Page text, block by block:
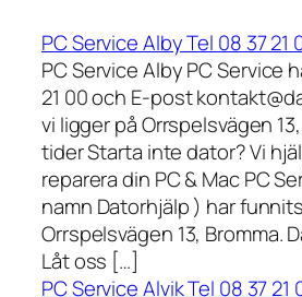
PC Service Alby Tel 08 37 21
PC Service Alby PC Service
21 00 och E-post
vi ligger på Orrspelsvägen
tider Starta inte dator? Vi
reparera din PC & Mac PC
namn Datorhjälp ) har funnits
Orrspelsvägen 13, Bromma.
Låt oss […]
PC Service Alvik Tel 08 37 21